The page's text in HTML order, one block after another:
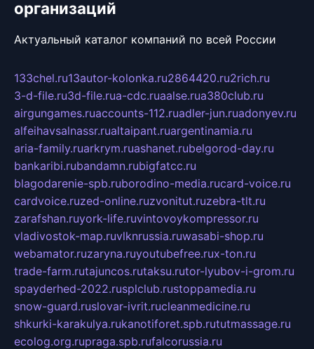
организаций
Актуальный каталог компаний по всей России
133chel.ru13autor-kolonka.ru2864420.ru2rich.ru
3-d-file.ru3d-file.rua-cdc.ruaalse.rua380club.ru
airgungames.ruaccounts-112.ruadler-jun.ruadonyev.ru
alfeihavsalnassr.rualtaipant.ruargentinamia.ru
aria-family.ruarkrym.ruashanet.rubelgorod-day.ru
bankaribi.rubandamn.rubigfatcc.ru
blagodarenie-spb.ruborodino-media.rucard-voice.ru
cardvoice.ruzed-online.ruzvonitut.ruzebra-tlt.ru
zarafshan.ruyork-life.ruvintovoykompressor.ru
vladivostok-map.ruvlknrussia.ruwasabi-shop.ru
webamator.ruzaryna.ruyoutubefree.rux-ton.ru
trade-farm.rutajuncos.rutaksu.rutor-lyubov-i-grom.ru
spayderhed-2022.rusplclub.rustoppamedia.ru
snow-guard.ruslovar-ivrit.rucleanmedicine.ru
shkurki-karakulya.rukanotiforet.spb.rututmassage.ru
ecolog.org.rupraga.spb.rufalcorussia.ru